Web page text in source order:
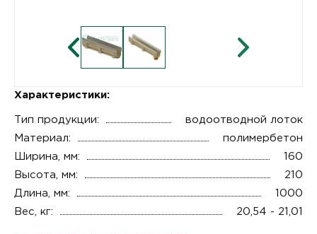
Характеристики:
Тип продукции:
водоотводной лоток
Материал:
полимербетон
Ширина, мм:
160
Высота, мм:
210
Длина, мм:
1000
Вес, кг:
20,54 - 21,01